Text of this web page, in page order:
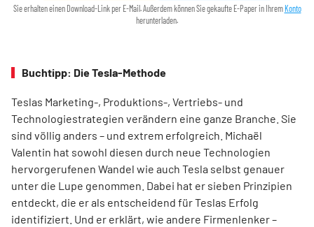
Sie erhalten einen Download-Link per E-Mail. Außerdem können Sie gekaufte E-Paper in Ihrem Konto
herunterladen.
Buchtipp: Die Tesla-Methode
Teslas Marketing-, Produktions-, Vertriebs- und
Technologiestrategien verändern eine ganze Branche. Sie
sind völlig anders – und extrem erfolgreich. Michaël
Valentin hat sowohl diesen durch neue Technologien
hervorgerufenen Wandel wie auch Tesla selbst genauer
unter die Lupe genommen. Dabei hat er sieben Prinzipien
entdeckt, die er als entscheidend für Teslas Erfolg
identifiziert. Und er erklärt, wie andere Firmenlenker –